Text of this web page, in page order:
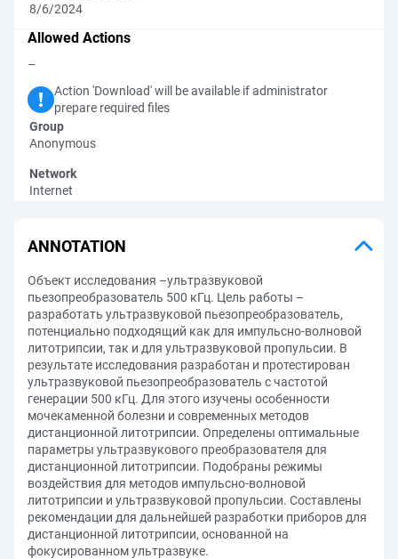
8/6/2024
Allowed Actions
–
Action 'Download' will be available if administrator
prepare required files
Group
Anonymous
Network
Internet
ANNOTATION
Объект исследования –ультразвуковой
пьезопреобразователь 500 кГц. Цель работы –
разработать ультразвуковой пьезопреобразователь,
потенциально подходящий как для импульсно-волновой
литотрипсии, так и для ультразвуковой пропульсии. В
результате исследования разработан и протестирован
ультразвуковой пьезопреобразователь с частотой
генерации 500 кГц. Для этого изучены особенности
мочекаменной болезни и современных методов
дистанционной литотрипсии. Определены оптимальные
параметры ультразвукового преобразователя для
дистанционной литотрипсии. Подобраны режимы
воздействия для методов импульсно-волновой
литотрипсии и ультразвуковой пропульсии. Составлены
рекомендации для дальнейшей разработки приборов для
дистанционной литотрипсии, основанной на
фокусированном ультразвуке.